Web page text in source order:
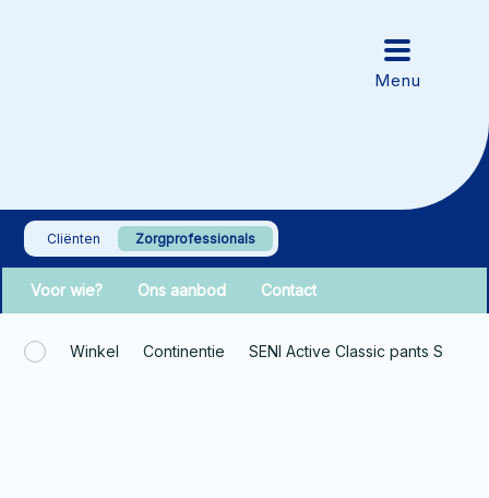
Cliënten Zorgprofessionals
Voor wie? Ons aanbod Contact
Winkel Continentie SENI Active Classic pants S